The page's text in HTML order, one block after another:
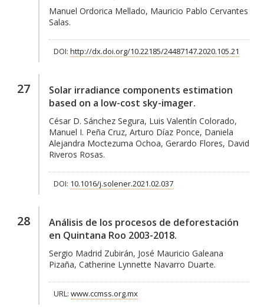
Manuel Ordorica Mellado, Mauricio Pablo Cervantes
Salas.
DOI: http://dx.doi.org/10.22185/24487147.2020.105.21
27
Solar irradiance components estimation
based on a low-cost sky-imager.
César D. Sánchez Segura, Luis Valentín Colorado,
Manuel I. Peña Cruz, Arturo Díaz Ponce, Daniela
Alejandra Moctezuma Ochoa, Gerardo Flores, David
Riveros Rosas.
DOI: 10.1016/j.solener.2021.02.037
28
Análisis de los procesos de deforestación
en Quintana Roo 2003-2018.
Sergio Madrid Zubirán, José Mauricio Galeana
Pizaña, Catherine Lynnette Navarro Duarte.
URL: www.ccmss.org.mx